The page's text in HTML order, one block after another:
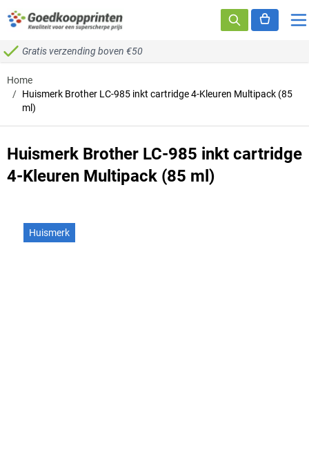
Ga naar de inhoud
Gratis verzending boven €50
Home
/ Huismerk Brother LC-985 inkt cartridge 4-Kleuren Multipack (85
ml)
Huismerk Brother LC-985 inkt cartridge
4-Kleuren Multipack (85 ml)
Huismerk